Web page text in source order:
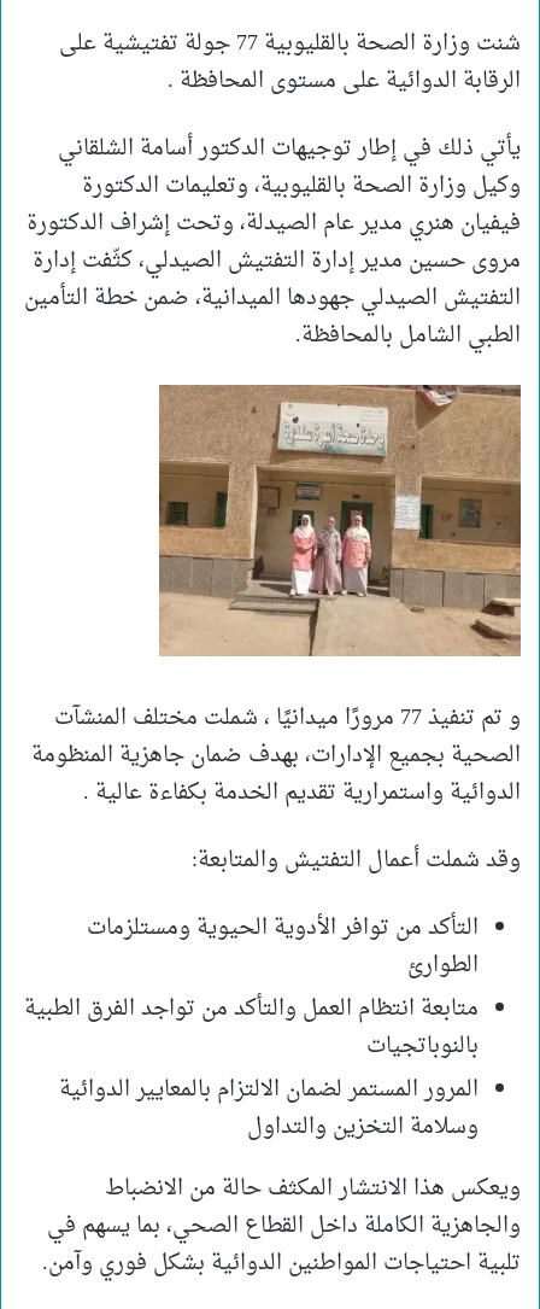
شنت وزارة الصحة بالقليوبية 77 جولة تفتيشية على
الرقابة الدوائية على مستوى المحافظة .
يأتي ذلك في إطار توجيهات الدكتور أسامة الشلقاني
وكيل وزارة الصحة بالقليوبية، وتعليمات الدكتورة
فيفيان هنري مدير عام الصيدلة، وتحت إشراف الدكتورة
مروى حسين مدير إدارة التفتيش الصيدلي، كثّفت إدارة
التفتيش الصيدلي جهودها الميدانية، ضمن خطة التأمين
الطبي الشامل بالمحافظة.
و تم تنفيذ 77 مرورًا ميدانيًا ، شملت مختلف المنشآت
الصحية بجميع الإدارات، بهدف ضمان جاهزية المنظومة
الدوائية واستمرارية تقديم الخدمة بكفاءة عالية .
وقد شملت أعمال التفتيش والمتابعة:
التأكد من توافر الأدوية الحيوية ومستلزمات
الطوارئ
متابعة انتظام العمل والتأكد من تواجد الفرق الطبية
بالنوباتجيات
المرور المستمر لضمان الالتزام بالمعايير الدوائية
وسلامة التخزين والتداول
ويعكس هذا الانتشار المكثف حالة من الانضباط
والجاهزية الكاملة داخل القطاع الصحي، بما يسهم في
تلبية احتياجات المواطنين الدوائية بشكل فوري وآمن.